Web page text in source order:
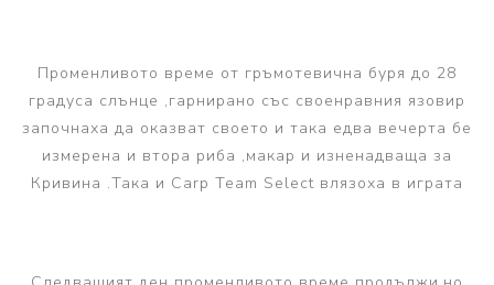
Променливото време от гръмотевична буря до 28
градуса слънце ,гарнирано със своенравния язовир
започнаха да оказват своето и така едва вечерта бе
измерена и втора риба ,макар и изненадваща за
Кривина .Така и Carp Team Select влязоха в играта